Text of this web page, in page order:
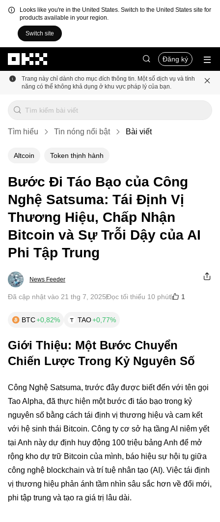
Looks like you're in the United States. Switch to the United States site for
products available in your region.
Switch site
Đăng ký
Trang này chỉ dành cho mục đích thông tin. Một số dịch vụ và tính
năng có thể không khả dụng ở khu vực pháp lý của bạn.
Tìm hiểu Tin nóng nổi bật Bài viết
Altcoin Token thịnh hành
Bước Đi Táo Bạo của Công
Nghệ Satsuma: Tái Định Vị
Thương Hiệu, Chấp Nhận
Bitcoin và Sự Trỗi Dậy của AI
Phi Tập Trung
News Feeder
Đã cập nhật vào 21 thg 7, 2025Đọc tối thiểu 10 phút 1
BTC+0,82% TAO+0,77%
Giới Thiệu: Một Bước Chuyển
Chiến Lược Trong Kỷ Nguyên Số
Công Nghệ Satsuma, trước đây được biết đến với tên gọi
Tao Alpha, đã thực hiện một bước đi táo bạo trong kỷ
nguyên số bằng cách tái định vị thương hiệu và cam kết
với hệ sinh thái Bitcoin. Công ty cơ sở hạ tầng AI niêm yết
tại Anh này dự định huy động 100 triệu bảng Anh để mở
rộng kho dự trữ Bitcoin của mình, báo hiệu sự hội tụ giữa
công nghệ blockchain và trí tuệ nhân tạo (AI). Việc tái định
vị thương hiệu phản ánh tầm nhìn sâu sắc hơn về đổi mới,
phi tập trung và tạo ra giá trị lâu dài.